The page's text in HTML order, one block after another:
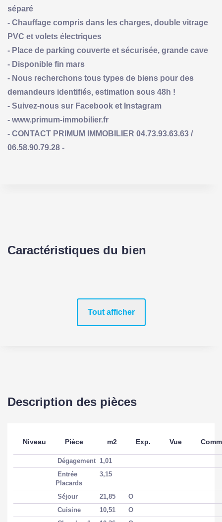
séparé
- Chauffage compris dans les charges, double vitrage
PVC et volets électriques
- Place de parking couverte et sécurisée, grande cave
- Disponible fin mars
- Nous recherchons tous types de biens pour des
demandeurs identifiés, estimation sous 48h !
- Suivez-nous sur Facebook et Instagram
- www.primum-immobilier.fr
- CONTACT PRIMUM IMMOBILIER 04.73.93.63.63 /
06.58.90.79.28 -
Caractéristiques du bien
Tout afficher
Description des pièces
Niveau Pièce m2 Exp. Vue
Dégagement 1,01
Entrée
Placards
3,15
Séjour 21,85
O
Cuisine
10,51
O